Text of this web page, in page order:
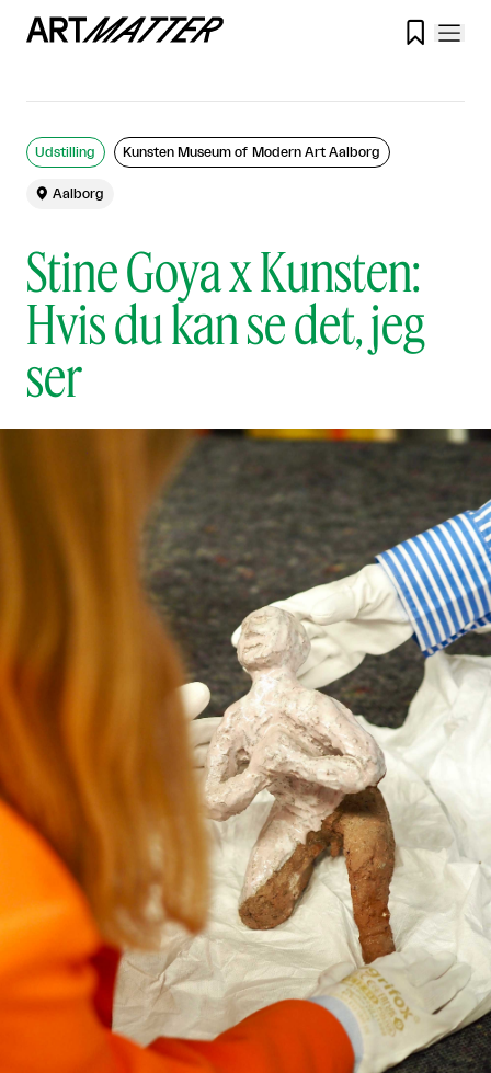

Stine Goya x Kunsten:
Hvis du kan se det, jeg
ser
Udstilling Kunsten Museum of Modern Art Aalborg
 Aalborg